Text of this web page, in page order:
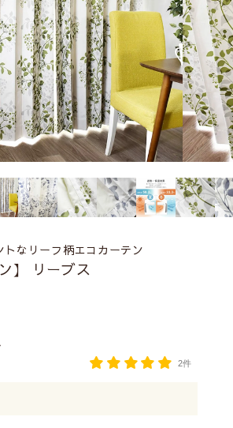
なリーフ柄エコカーテン
】 リーブス
2件